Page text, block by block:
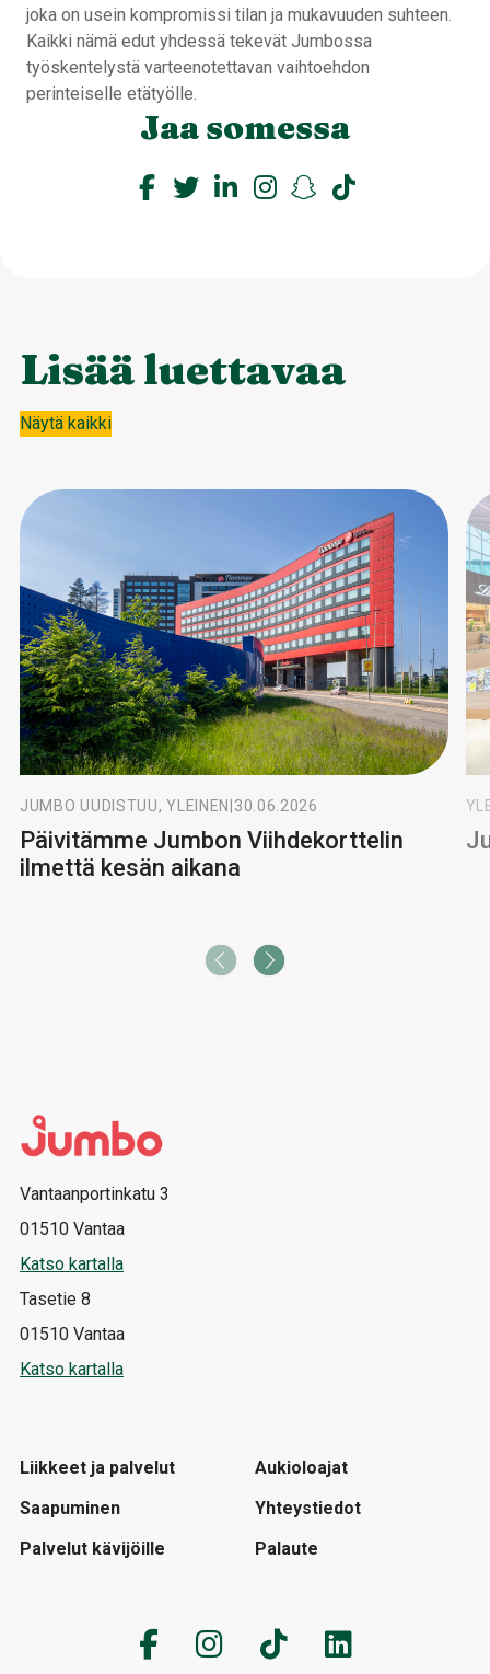
joka on usein kompromissi tilan ja mukavuuden suhteen.
Kaikki nämä edut yhdessä tekevät Jumbossa
työskentelystä varteenotettavan vaihtoehdon
perinteiselle etätyölle.
Jaa somessa
Lisää luettavaa
Näytä kaikki
JUMBO UUDISTUU, YLEINEN 30.06.2026
Päivitämme Jumbon Viihdekorttelin
ilmettä kesän aikana
Vantaanportinkatu 3
01510 Vantaa
Katso kartalla
Tasetie 8
01510 Vantaa
Katso kartalla
Liikkeet ja palvelut
Saapuminen
Palvelut kävijöille
Aukioloajat
Yhteystiedot
Palaute